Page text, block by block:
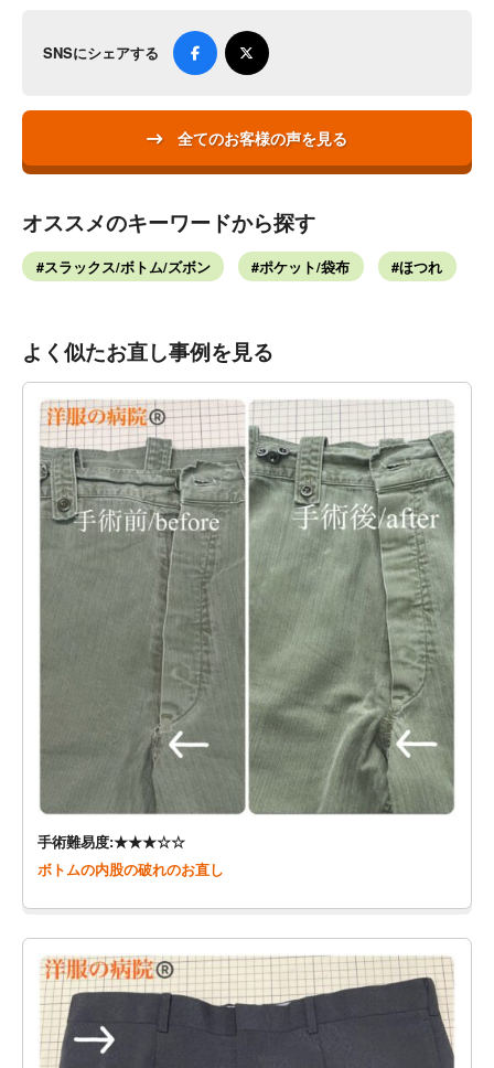
SNSにシェアする
全てのお客様の声を見る
オススメのキーワードから探す
スラックス/ボトム/ズボン ポケット/袋布 ほつれ
よく似たお直し事例を見る
手術難易度:★★★☆☆
ボトムの内股の破れのお直し